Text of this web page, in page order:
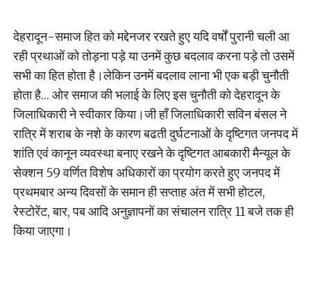
देहरादून-समाज हित को मद्देनजर रखते हुए यदि वर्षों पुरानी चली आ
रही प्रथाओं को तोड़ना पड़े या उनमें कुछ बदलाव करना पड़े तो उसमें
सभी का हित होता है।लेकिन उनमें बदलाव लाना भी एक बड़ी चुनौती
होता है… ओर समाज की भलाई के लिए इस चुनौती को देहरादून के
जिलाधिकारी ने स्वीकार किया।जी हाँ जिलाधिकारी सविन बंसल ने
रात्रि में शराब के नशे के कारण बढती दुर्घटनाओं के दृष्टिगत जनपद में
शांति एवं कानून व्यवस्था बनाए रखने के दृष्टिगत आबकारी मैन्यूल के
सेक्शन 59 वर्णित विशेष अधिकारों का प्रयोग करते हुए जनपद में
प्रथमबार अन्य दिवसों के समान ही सप्ताह अंत में सभी होटल,
रेस्टोरेंट, बार, पब आदि अनुज्ञापनों का संचालन रात्रि 11 बजे तक ही
किया जाएगा।